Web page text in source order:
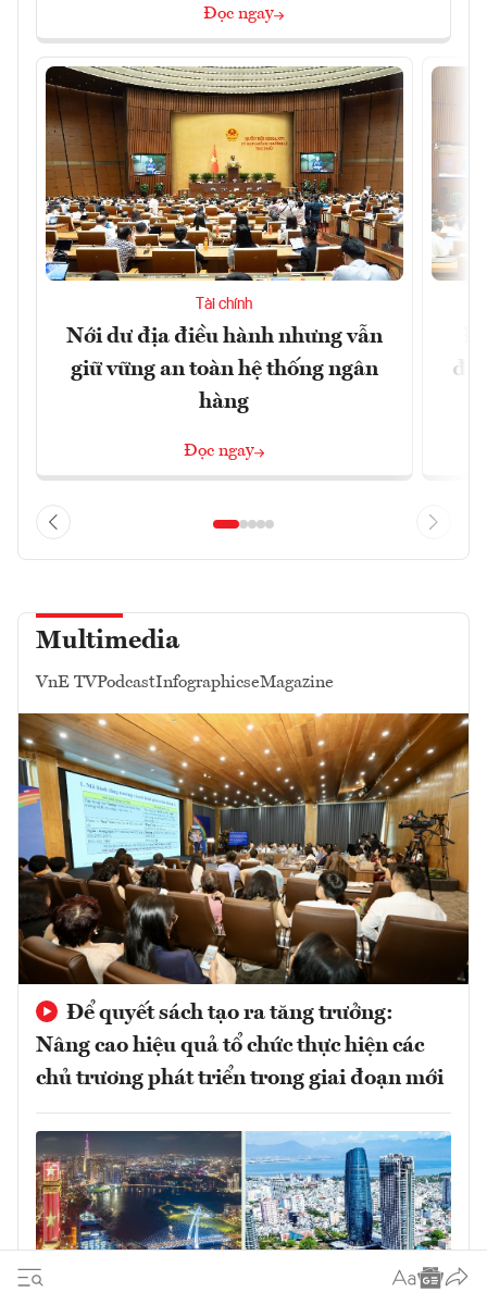
Đọc ngay
Tài chính
Nới dư địa điều hành nhưng vẫn
giữ vững an toàn hệ thống ngân
hàng
Đọc ngay
Multimedia
VnE TVPodcastInfographicseMagazine
Để quyết sách tạo ra tăng trưởng:
Nâng cao hiệu quả tổ chức thực hiện các
chủ trương phát triển trong giai đoạn mới